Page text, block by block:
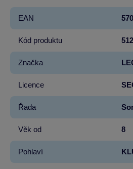
EAN
Kód produktu
Značka
Licence
Řada
Věk od 8
Pohlaví